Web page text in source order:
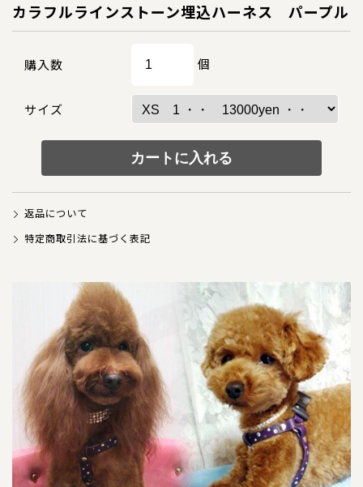
TOP トップ
CATEGORY
犬の本革首輪
犬の本革リード
犬の迷子札
犬のネックレス
犬の本革ハーフチョーク
犬のチャーム
大型犬用
猫の首輪
ペットカート用ネームプレート
カラフルラインストーン埋込ハーネス パープル
購入数 個
サイズ
返品について
特定商取引法に基づく表記